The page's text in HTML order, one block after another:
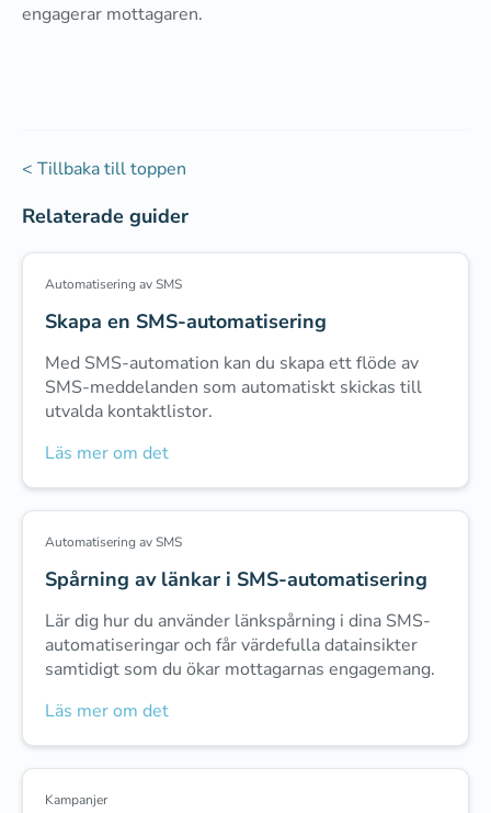
engagerar mottagaren.
< Tillbaka till toppen
Relaterade guider
Automatisering av SMS
Skapa en SMS-automatisering
Med SMS-automation kan du skapa ett flöde av
SMS-meddelanden som automatiskt skickas till
utvalda kontaktlistor.
Läs mer om det
Automatisering av SMS
Spårning av länkar i SMS-automatisering
Lär dig hur du använder länkspårning i dina SMS-
automatiseringar och får värdefulla datainsikter
samtidigt som du ökar mottagarnas engagemang.
Läs mer om det
Kampanjer